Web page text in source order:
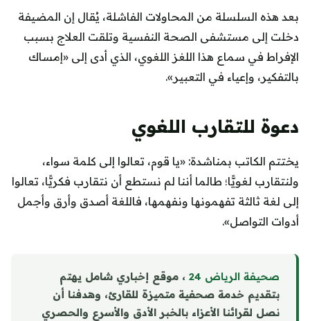
بعد هذه السلسلة من المحاولات الفاشلة، يُقال إن المضيفة
دخلت إلى مستشفى الصحة النفسية وتلقت العلاج بسبب
الإفراط في سماع هذا اللغز اللغوي، الذي أدى إلى «إمساك
بالتفكير، وإعياء في التعبير».
دعوة للتقارب اللغوي
يختتم الكاتب بمناشدة: «يا قوم، تعالوا إلى كلمة سواء،
ولنتقارب لغويًّا؛ طالما أننا لم نستطع أن نتقارب فكريًّا، تعالوا
إلى لغة ثالثة تفهمونها ونفهمها، فاللغة أصدق وأرق وأجمل
أدوات التواصل».
صحيفة الرياض 24
، موقع إخباري شامل يهتم
بتقديم خدمة صحفية متميزة للقارئ، وهدفنا أن
نصل لقرائنا الأعزاء بالخبر الأدق والأسرع والحصري